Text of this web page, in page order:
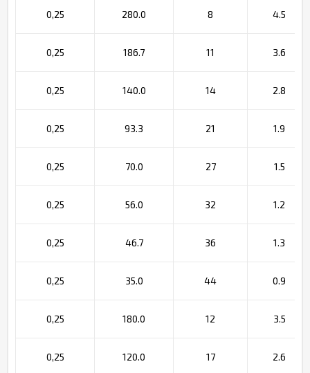
0,25 280.0 8 4.5
0,25 186.7 11 3.6
0,25 140.0 14 2.8
0,25 93.3 21 1.9
0,25 70.0 27 1.5
0,25 56.0 32 1.2
0,25 46.7 36 1.3
0,25 35.0 44 0.9
0,25 180.0 12 3.5
0,25 120.0 17 2.6